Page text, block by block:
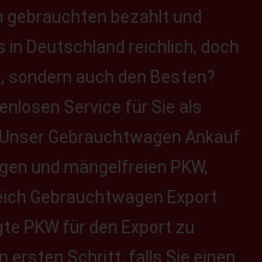
gebrauchten bezahlt und
in Deutschland reichlich, doch
sondern auch den Besten?
Service für Sie als
Gebrauchtwagen Ankauf
und mängelfreien PKW,
Gebrauchtwagen Export
PKW für den Export zu
ersten Schritt, falls Sie einen